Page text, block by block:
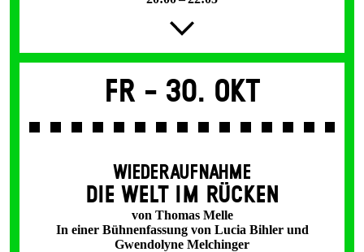
Fr - 30. Okt
WIEDERAUFNAHME
DIE WELT IM RÜCKEN
von Thomas Melle
In einer Bühnenfassung von Lucia Bihler und
Gwendolyne Melchinger